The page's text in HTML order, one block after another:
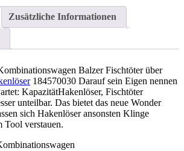
Zusätzliche Informationen
Balzer Fischtöter über
184570030 Darauf sein Eigen nennen
Kapazität­Hakenlöser, Fischtöter
unteilbar. Das bietet das neue Wonder
sich Hakenlöser ansonsten Klinge
Tool verstauen.